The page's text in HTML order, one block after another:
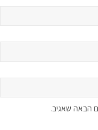
הבאה שאגיב.